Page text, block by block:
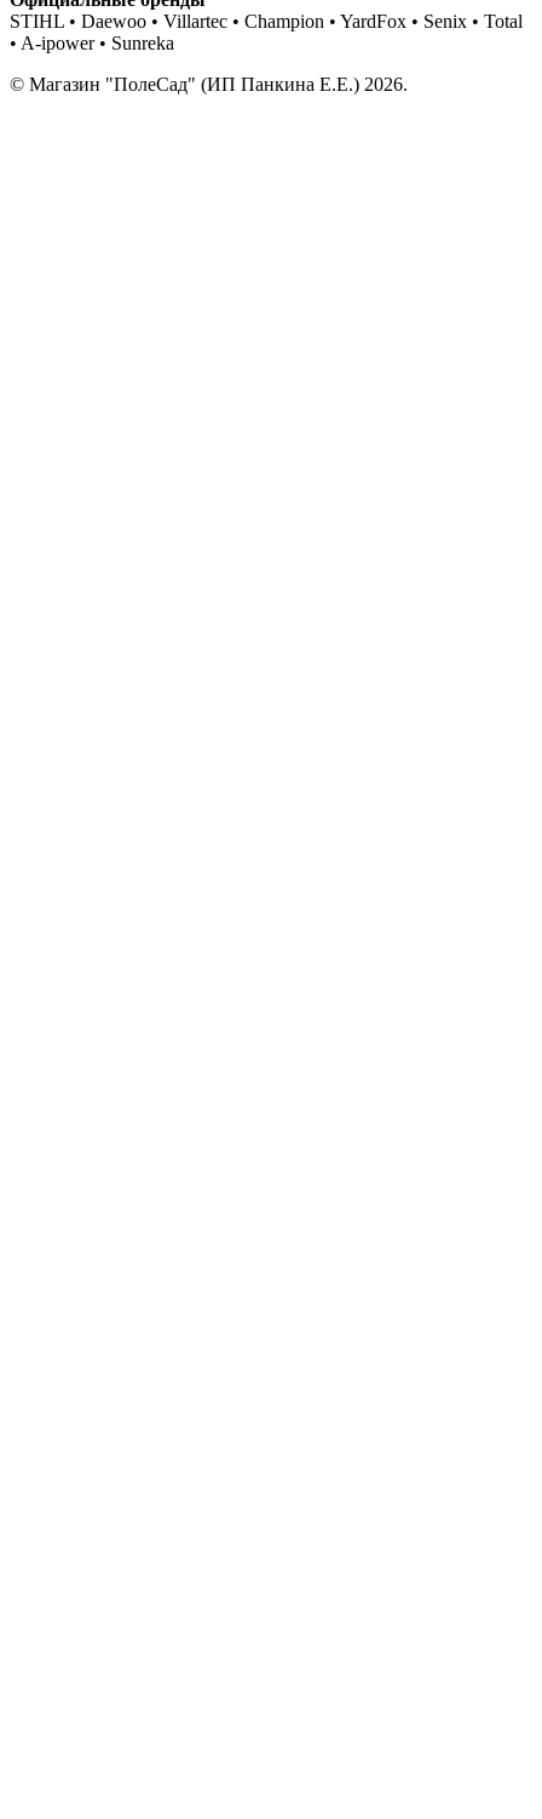
STIHL • Daewoo • Villartec • Champion • YardFox • Senix • Total
• A-ipower • Sunreka
© Магазин "ПолеСад" (ИП Панкина Е.Е.) 2026.